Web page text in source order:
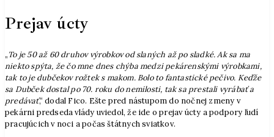
Prejav úcty
„To je 50 až 60 druhov výrobkov od slaných až po sladké. Ak sa ma
niekto spýta, že čo mne dnes chýba medzi pekárenskými výrobkami,
tak to je dubčekov rožtek s makom. Bolo to fantastické pečivo. Keďže
sa Dubček dostal po 70. roku do nemilosti, tak sa prestali vyrábať a
predávať,“ dodal Fico. Ešte pred nástupom do nočnej zmeny v
pekárni predseda vlády uviedol, že ide o prejav úcty a podpory ľudí
pracujúcich v noci a počas štátnych sviatkov.